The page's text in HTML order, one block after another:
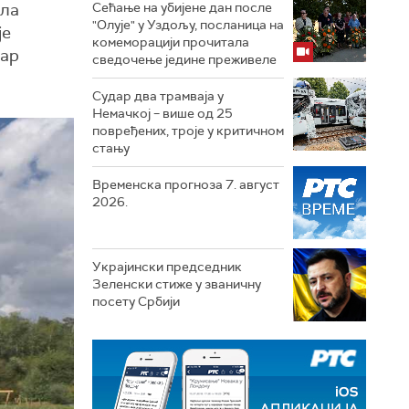
Сећање на убијене дан после
"Олује" у Уздољу, посланица на
комеморацији прочитала
сведочење једине преживеле
Судар два трамваја у
Немачкој – више од 25
повређених, троје у критичном
стању
Временска прогноза 7. август
2026.
Украјински председник
Зеленски стиже у званичну
посету Србији